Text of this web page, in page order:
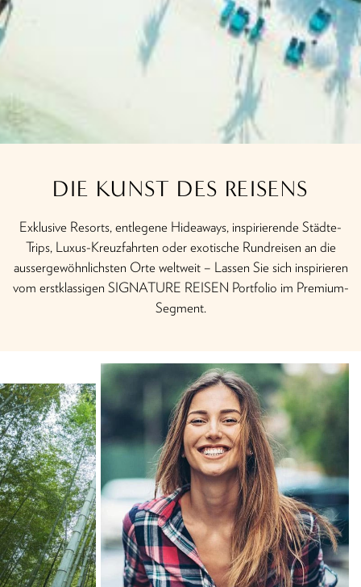
DIE KUNST DES REISENS
Exklusive Resorts, entlegene Hideaways, inspirierende Städte-
Trips, Luxus-Kreuzfahrten oder exotische Rundreisen an die
aussergewöhnlichsten Orte weltweit – Lassen Sie sich inspirieren
vom erstklassigen SIGNATURE REISEN Portfolio im Premium-
Segment.